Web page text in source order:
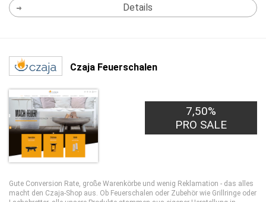
Details
Czaja Feuerschalen
7,50%
PRO SALE
Gute Conversion Rate, große Warenkörbe und wenig Reklamation - das alles
macht den Czaja-Shop aus. Ob Feuerschalen oder Zubehör wie Grillringe oder